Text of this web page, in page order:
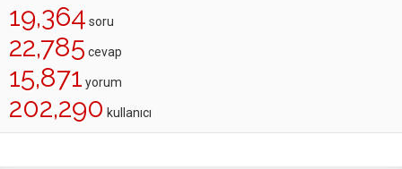
19,364 soru
22,785 cevap
15,871 yorum
202,290 kullanıcı